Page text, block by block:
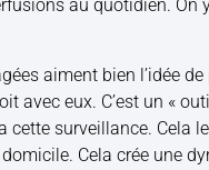
au quotidien. On
aiment bien l’idée
avec eux. C’est un «
surveillance. Cela
Cela crée une